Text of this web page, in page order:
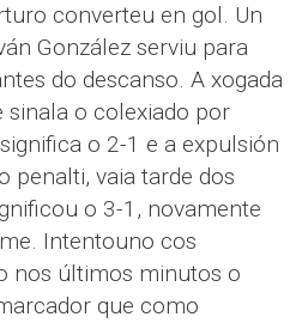
converteu en gol. Un
González serviu para
do descanso. A xogada
sinala o colexiado por
o 2-1 e a expulsión
penalti, vaia tarde dos
o 3-1, novamente
Intentouno cos
nos últimos minutos o
que como